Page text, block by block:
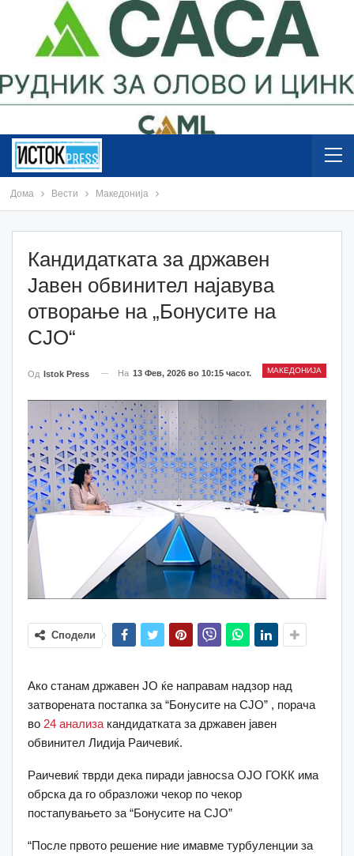
Дома Вести Македонија
Кандидатката за државен
Јавен обвинител најавува
отворање на „Бонусите на
СЈО“
МАКЕДОНИЈА
Од Istok Press На 13 Фев, 2026 во 10:15 часот.
Сподели
Ако станам државен ЈО ќе направам надзор над
затворената постапка за “Бонусите на СЈО” , порача
во 24 анализа кандидатката за државен јавен
обвинител Лидија Раичевиќ.
Раичевиќ тврди дека пиради јавносѕа ОЈО ГОКК има
обрска да го образложи чекор по чекор
постапувањето за “Бонусите на СЈО”
“После првото решение ние имавме турбуленции за